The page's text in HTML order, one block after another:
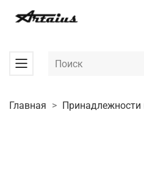
Главная Принадлежности